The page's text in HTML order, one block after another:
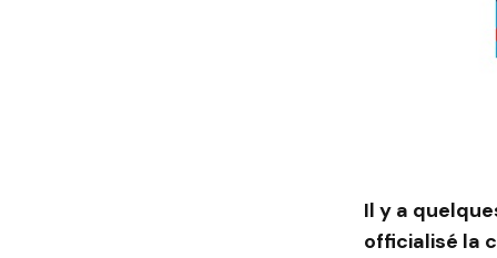
Il y a
officialisé la